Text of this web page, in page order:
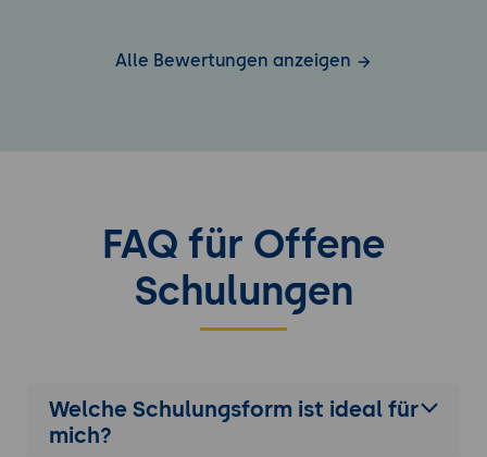
Alle Bewertungen anzeigen
FAQ für Offene
Schulungen
Welche Schulungsform ist ideal für
mich?